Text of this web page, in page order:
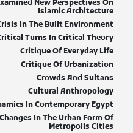
New Perspectives On
Islamic Architecture
In The Built Environment
Turns In Critical Theory
Critique Of Everyday Life
Critique Of Urbanization
Crowds And Sultans
Cultural Anthropology
In Contemporary Egypt
In The Urban Form Of
Metropolis Cities